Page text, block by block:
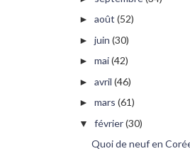
► août (52)
► juin (30)
► mai(42)
► avril (46)
► mars (61)
▼ février(30)
Quoi de neuf en